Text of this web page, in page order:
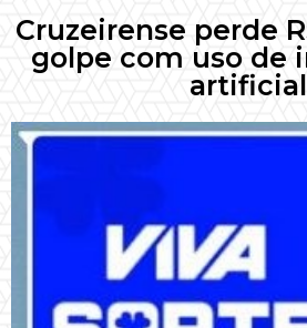
Cruzeirense perde
golpe com uso de
artificial